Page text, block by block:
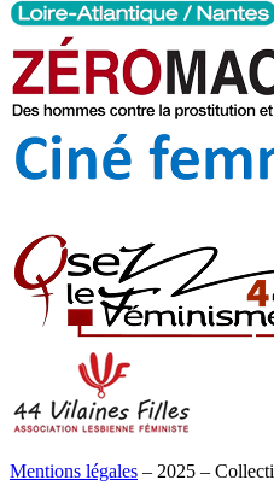
Mentions légales – 2025 –